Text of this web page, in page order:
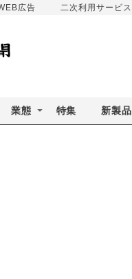
広告 二次利用サービス
業態 特集 新製品